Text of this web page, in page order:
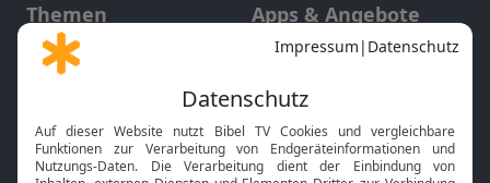
Themen
Gott und Bibel erklärt
Neuigkeiten
Apps & Angebote
Mobile App
Smart TV
HbbTV